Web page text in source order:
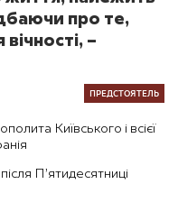
про те,
–
ПРЕДСТОЯТЕЛЬ
Київського і всієї
П’ятидесятниці